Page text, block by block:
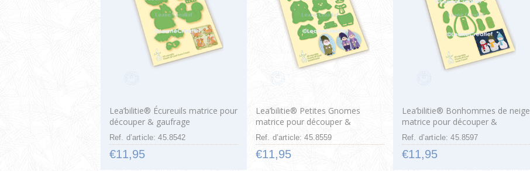
Lea’bilitie® Écureuils matrice pour
découper & gaufrage
Ref. d’article: 45.8542
€11,95
Lea’bilitie® Petites Gnomes
matrice pour découper &
gaufrage
Ref. d’article: 45.8559
€11,95
Lea’bilitie® Bonhommes de neige
matrice pour découper &
gaufrage
Ref. d’article: 45.8597
€11,95